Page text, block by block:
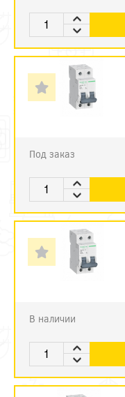
Под заказ
В наличии